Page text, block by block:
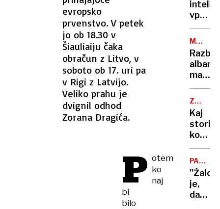
evropsko
prvenstvo. V petek
jo ob 18.30 v
Šiauliaiju čaka
obračun z Litvo, v
soboto ob 17. uri pa
v Rigi z Latvijo.
Veliko prahu je
dvignil odhod
Zorana Dragića.
P otem
ko
naj
bi
bilo
okužb
in
nove
vprašal
za
nasvet
in
pristal
v
Razbili
mafijo:
tone
in
oprali
evrov
NASVET
Kaj
storiti,
ko
mleko
ni
vaš
PELÉ
je,
da